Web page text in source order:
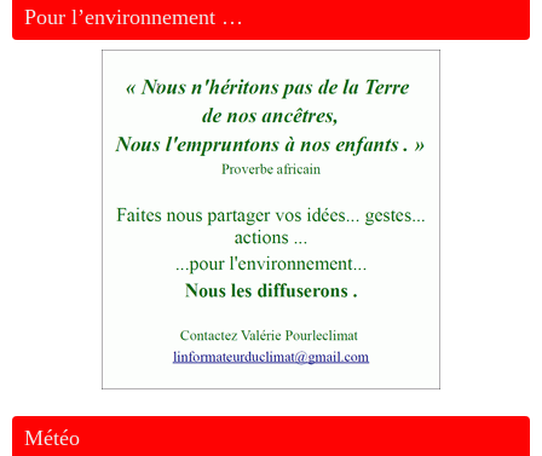
Pour l’environnement …
Météo